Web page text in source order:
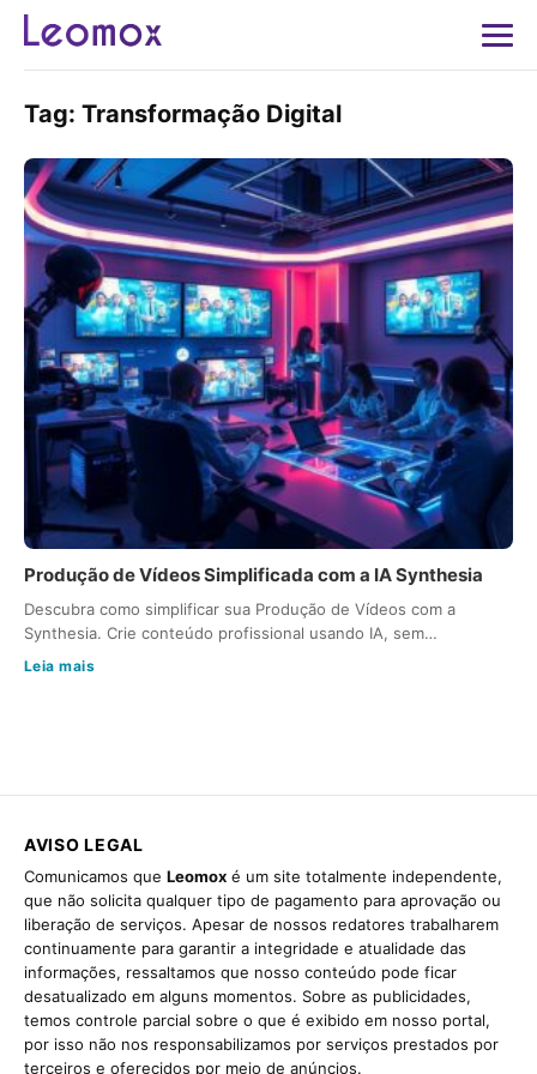
Tag: Transformação Digital
Produção de Vídeos Simplificada com a IA Synthesia
Descubra como simplificar sua Produção de Vídeos com a
Synthesia. Crie conteúdo profissional usando IA, sem…
Leia mais
AVISO LEGAL
Comunicamos que Leomox é um site totalmente independente,
que não solicita qualquer tipo de pagamento para aprovação ou
liberação de serviços. Apesar de nossos redatores trabalharem
continuamente para garantir a integridade e atualidade das
informações, ressaltamos que nosso conteúdo pode ficar
desatualizado em alguns momentos. Sobre as publicidades,
temos controle parcial sobre o que é exibido em nosso portal,
por isso não nos responsabilizamos por serviços prestados por
terceiros e oferecidos por meio de anúncios.